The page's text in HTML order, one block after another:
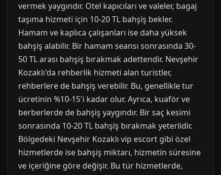
vermek yaygındır. Otel kapıcıları ve valeler, bagaj
taşıma hizmeti için 10-20 TL bahşiş bekler.
Hamam ve kaplıca çalışanları ise daha yüksek
bahşiş alabilir. Bir hamam seansı sonrasında 30-
50 TL arası bahşiş bırakmak adettendir. Nevşehir
Kozaklı'da rehberlik hizmeti alan turistler,
rehberlere de bahşiş verebilir. Bu, genellikle tur
ücretinin %10-15'i kadar olur. Ayrıca, kuaför ve
berberlerde de bahşiş yaygındır. Bir saç kesimi
sonrasında 10-20 TL bahşiş bırakmak yeterlidir.
Bölgedeki Nevşehir Kozaklı vip escort gibi özel
hizmetlerde ise bahşiş miktarı, hizmetin süresine
ve içeriğine göre değişir. Bu tür hizmetlerde,